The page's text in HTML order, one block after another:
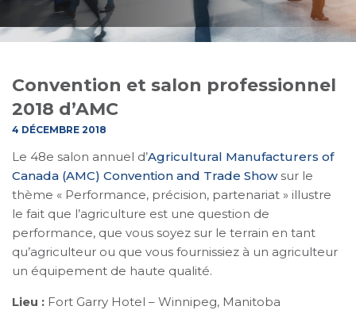
Convention et salon professionnel
2018 d’AMC
4 DÉCEMBRE 2018
Le 48e salon annuel d’Agricultural Manufacturers of
Canada (AMC) Convention and Trade Showsur le
thème « Performance, précision, partenariat » illustre
le fait que l’agriculture est une question de
performance, que vous soyez sur le terrain en tant
qu’agriculteur ou que vous fournissiez à un agriculteur
un équipement de haute qualité.
Lieu : Fort Garry Hotel – Winnipeg, Manitoba